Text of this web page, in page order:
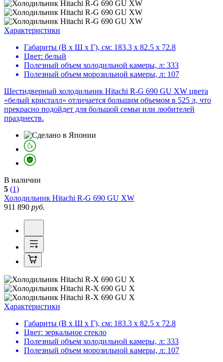
Характеристики
Габариты (В х Ш х Г), см: 183.3 х 82.5 х 72.8
Цвет: белый
Полезный объем холодильной камеры, л: 333
Полезный объем морозильной камеры, л: 107
Шестидверный холодильник Hitachi R-G 690 GU XW цвета
«белый кристалл» отличается большим объемом в 525 л, что
прекрасно подойдет для большой семьи или любителей
празднеств.
В наличии
5 (1)
Холодильник Hitachi R-G 690 GU XW
911 890 руб.
Характеристики
Габариты (В х Ш х Г), см: 183.3 х 82.5 х 72.8
Цвет: зеркальное стекло
Полезный объем холодильной камеры, л: 333
Полезный объем морозильной камеры, л: 107